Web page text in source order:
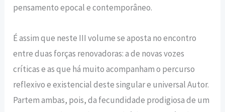
pensamento epocal e contemporâneo.
É assim que neste III volume se aposta no encontro
entre duas forças renovadoras: a de novas vozes
críticas e as que há muito acompanham o percurso
reflexivo e existencial deste singular e universal Autor.
Partem ambas, pois, da fecundidade prodigiosa de um